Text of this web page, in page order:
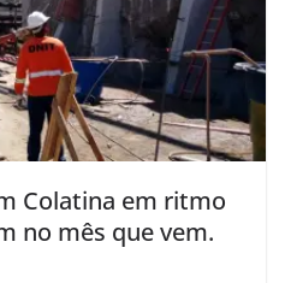
Colatina em ritmo
no mês que vem.